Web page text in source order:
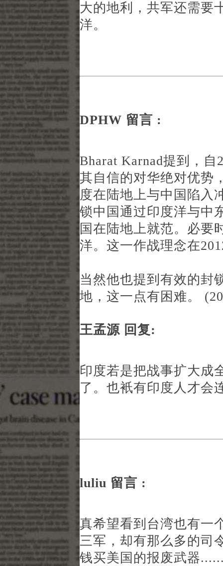
大的地利，共军还需要
洋。
DPHW 留言 :
Bharat Karnad提到，
其自信的对华绝对优势
度在陆地上与中国陷入
锁中国通过印度洋与中
国在陆地上就范。必要
洋。这一作战理念在
当然他也提到有效的封
地，这一点有困难。
王孟源 回复:
印度若是把战事扩大成
了。也衹有印度人才会
luliu 留言 :
真希望看到台湾也有一
三军，却有那么多的司
钱买美国的报废武器